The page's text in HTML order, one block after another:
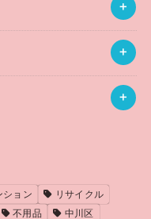
ション
リサイクル
不用品 中川区